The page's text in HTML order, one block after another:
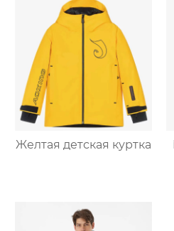
Желтая детская куртка